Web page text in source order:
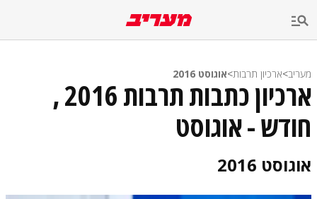
מעריב>ארכיון תרבות>אוגוסט 2016
ארכיון כתבות תרבות 2016 ,
חודש - אוגוסט
אוגוסט 2016